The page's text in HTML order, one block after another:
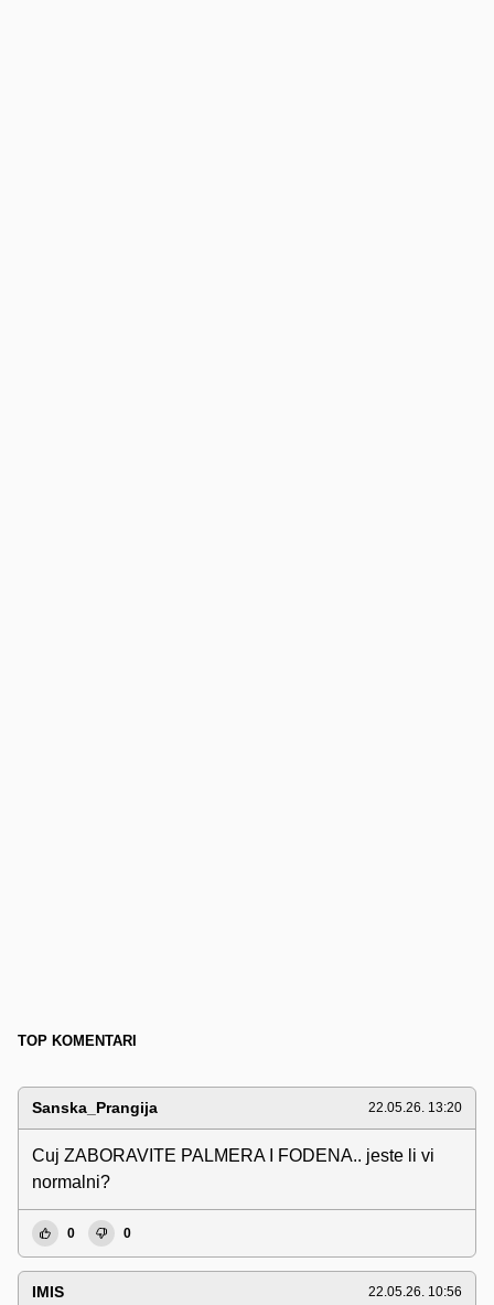
TOP KOMENTARI
Sanska_Prangija 22.05.26. 13:20
Cuj ZABORAVITE PALMERA I FODENA.. jeste li vi
normalni?
0 0
IMIS 22.05.26. 10:56